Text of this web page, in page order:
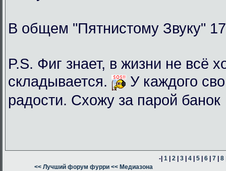
В общем "Пятнистому Звуку"
P.S. Фиг знает, в жизни не всё
складывается.
У каждого
радости. Схожу за парой банок
-|1 |2 |3 |4 |5 |6 |7 |8
<< Лучший форум фурри << Медиазона